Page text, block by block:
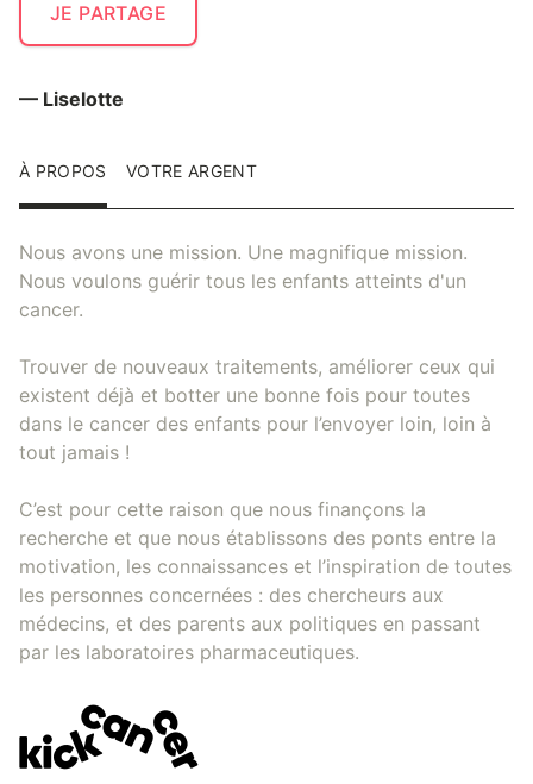
JE PARTAGE
— Liselotte
À PROPOS VOTRE ARGENT
Nous avons une mission. Une magnifique mission.
Nous voulons guérir tous les enfants atteints d'un
cancer.
Trouver de nouveaux traitements, améliorer ceux qui
existent déjà et botter une bonne fois pour toutes
dans le cancer des enfants pour l’envoyer loin, loin à
tout jamais !
C’est pour cette raison que nous finançons la
recherche et que nous établissons des ponts entre la
motivation, les connaissances et l’inspiration de toutes
les personnes concernées : des chercheurs aux
médecins, et des parents aux politiques en passant
par les laboratoires pharmaceutiques.